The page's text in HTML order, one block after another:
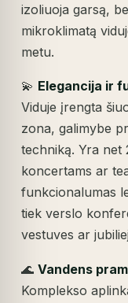
izoliuoja garsą,
mikroklimatą
metu.
💫 Elegancija ir
Viduje įrengta
zona, galimybe
techniką. Yra net
koncertams ar
funkcionalumas
tiek verslo
vestuves ar
🌊Vandens
Komplekso